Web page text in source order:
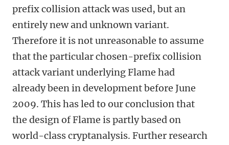
prefix collision attack was used, but an
entirely new and unknown variant.
Therefore it is not unreasonable to assume
that the particular chosen-prefix collision
attack variant underlying Flame had
already been in development before June
2009. This has led to our conclusion that
the design of Flame is partly based on
world-class cryptanalysis. Further research